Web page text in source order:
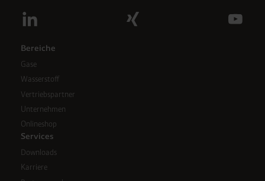
Bereiche
Gase
Wasserstoff
Vertriebspartner
Unternehmen
Onlineshop
Services
Downloads
Karriere